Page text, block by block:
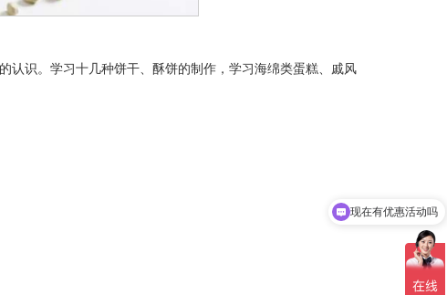
认识。学习十几种饼干、酥饼的制作，学习海绵类蛋糕、戚风
现在有优惠活动吗